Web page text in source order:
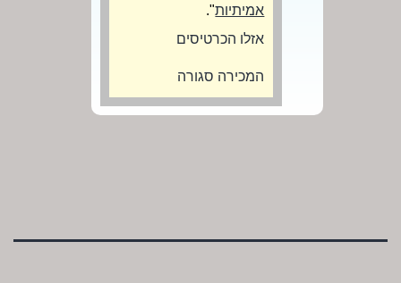
אמיתיות".
אזלו הכרטיסים
המכירה סגורה